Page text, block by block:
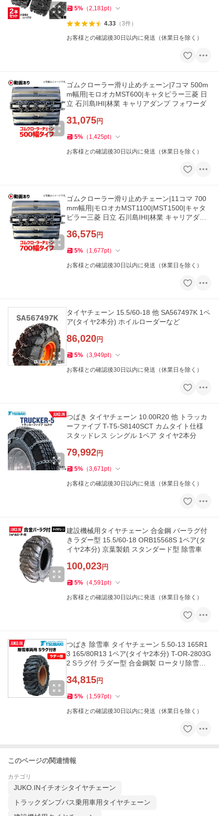
5% （2,181pt）
4.33（3件）
お客様との確認後30日以内に発送（休業日を除く）
ゴムクローラー滑り止めチェーン|7コマ 500m
m幅用|モロオカMST600|キャタピラー三菱 日
立 石川島IHI|林業 キャリアダンプ フォワーダ
31,075円
5% （ 1,425pt）
お客様との確認後30日以内に発送（休業日を除く）
ゴムクローラー滑り止めチェーン|11コマ 700
mm幅用|モロオカMST1100|MST1500|キャタ
ピラー三菱 日立 石川島IHI|林業 キャリアダン
36,575円
5% （ 1,677pt）
お客様との確認後30日以内に発送（休業日を除く）
タイヤチェーン 15.5/60-18 他 SA567497K 1ペ
ア(タイヤ2本分) ホイルローダーなど
86,020円
5% （3,949pt）
お客様との確認後30日以内に発送（休業日を除く）
つばき タイヤチェーン 10.00R20 他 トラッカ
ーファイブ T-T5-S8140SCT カムタイト仕様
スタッドレス シングル 1ペア タイヤ2本分
79,992円
5% （3,671pt）
お客様との確認後30日以内に発送（休業日を除く）
建設機械用タイヤチェーン 合金鋼 バーラグ付
きラダー型 15.5/60-18 ORB15568S 1ペア(タ
イヤ2本分) 京葉製鎖 スタンダード型 除雪車
100,023円
5% （4,591pt）
お客様との確認後30日以内に発送（休業日を除く）
つばき 除雪車 タイヤチェーン 5.50-13 165R1
3 165/80R13 1ペア(タイヤ2本分) T-OR-2803G
2 Sラグ付 ラダー型 合金鋼製 ロータリ除雪車
34,815円
5% （ 1,597pt）
お客様との確認後30日以内に発送（休業日を除く）
このページの関連情報
カテゴリ
JUKO.INイチオシタイヤチェーン
トラックダンプバス乗用車用タイヤチェーン